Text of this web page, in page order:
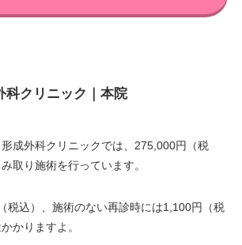
科クリニック｜本院
成外科クリニックでは、275,000円（税
取り施術を行っています。
税込）、施術のない再診時には1,100円（税
かりますよ。